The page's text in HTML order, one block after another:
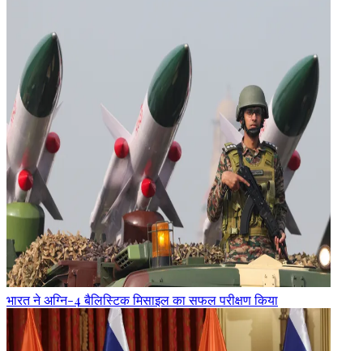
भारत ने अग्नि-4 बैलिस्टिक मिसाइल का सफल परीक्षण किया